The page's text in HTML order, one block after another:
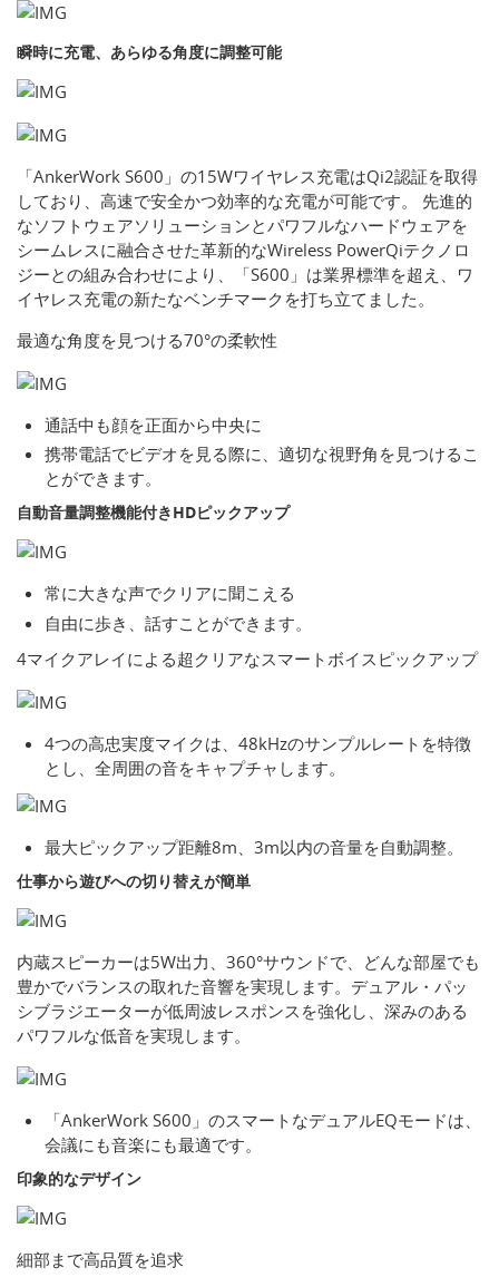
瞬時に充電、あらゆる角度に調整可能
「AnkerWork S600」の15Wワイヤレス充電はQi2認証を取得
しており、高速で安全かつ効率的な充電が可能です。 先進的
なソフトウェアソリューションとパワフルなハードウェアを
シームレスに融合させた革新的なWireless PowerQiテクノロ
ジーとの組み合わせにより、「S600」は業界標準を超え、ワ
イヤレス充電の新たなベンチマークを打ち立てました。
最適な角度を見つける70°の柔軟性
通話中も顔を正面から中央に
携帯電話でビデオを見る際に、適切な視野角を見つけるこ
とができます。
自動音量調整機能付きHDピックアップ
常に大きな声でクリアに聞こえる
自由に歩き、話すことができます。
4マイクアレイによる超クリアなスマートボイスピックアップ
4つの高忠実度マイクは、48kHzのサンプルレートを特徴
とし、全周囲の音をキャプチャします。
最大ピックアップ距離8m、3m以内の音量を自動調整。
仕事から遊びへの切り替えが簡単
内蔵スピーカーは5W出力、360°サウンドで、どんな部屋でも
豊かでバランスの取れた音響を実現します。デュアル・パッ
シブラジエーターが低周波レスポンスを強化し、深みのある
パワフルな低音を実現します。
「AnkerWork S600」のスマートなデュアルEQモードは、
会議にも音楽にも最適です。
印象的なデザイン
細部まで高品質を追求